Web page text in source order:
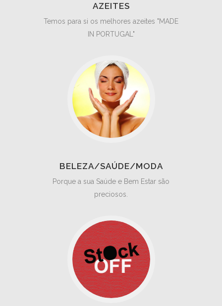
AZEITES
Temos para si os melhores azeites "MADE
IN PORTUGAL"
BELEZA/SAÚDE/MODA
Porque a sua Saúde e Bem Estar são
preciosos.